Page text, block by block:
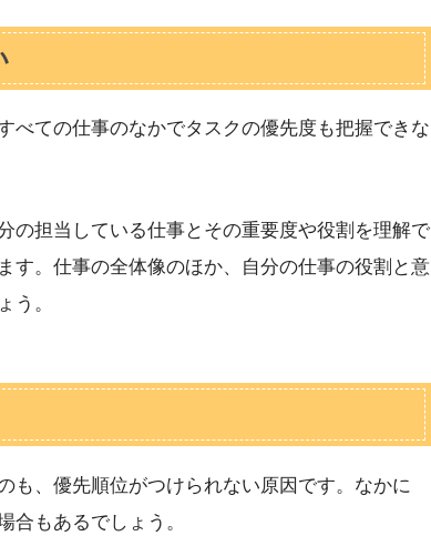
べての仕事のなかでタスクの優先度も把握できな
の担当している仕事とその重要度や役割を理解で
す。仕事の全体像のほか、自分の仕事の役割と意
う。
も、優先順位がつけられない原因です。なかに
合もあるでしょう。